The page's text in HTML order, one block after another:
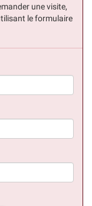
une visite,
le formulaire